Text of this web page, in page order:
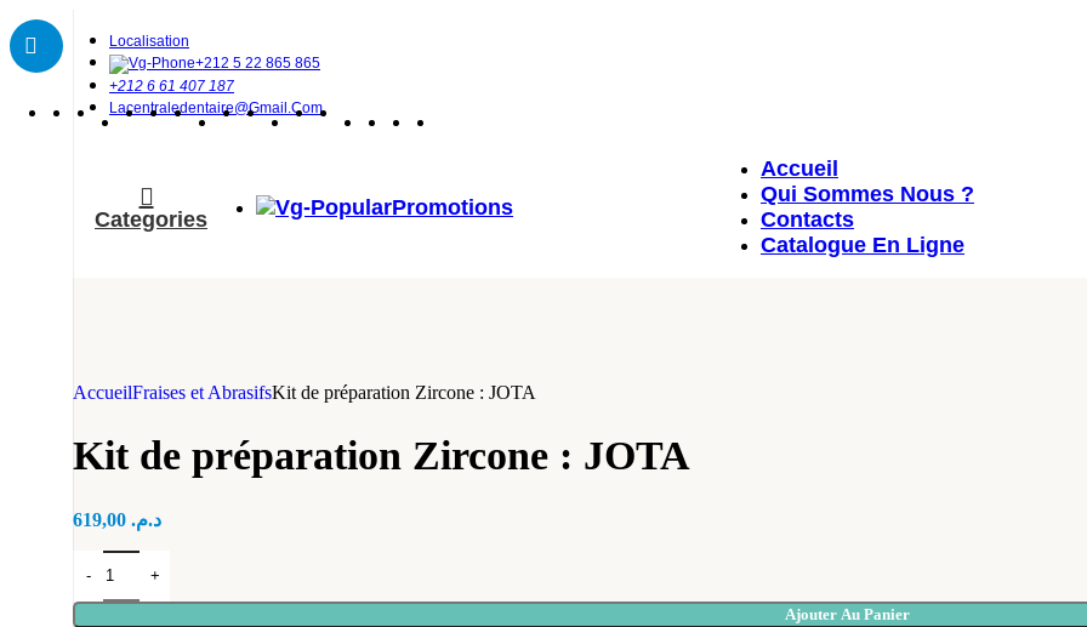
Localisation
+212 5 22 865 865
+212 6 61 407 187
Lacentraledentaire@gmail.com
Categories
Promotions
Accueil
Qui Sommes Nous ?
Contacts
Catalogue En Ligne
AccueilFraises et AbrasifsKit de préparation Zircone : JOTA
Kit de préparation Zircone : JOTA
د.م.
Ajouter Au Panier